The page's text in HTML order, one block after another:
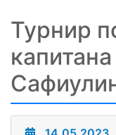
Турнир